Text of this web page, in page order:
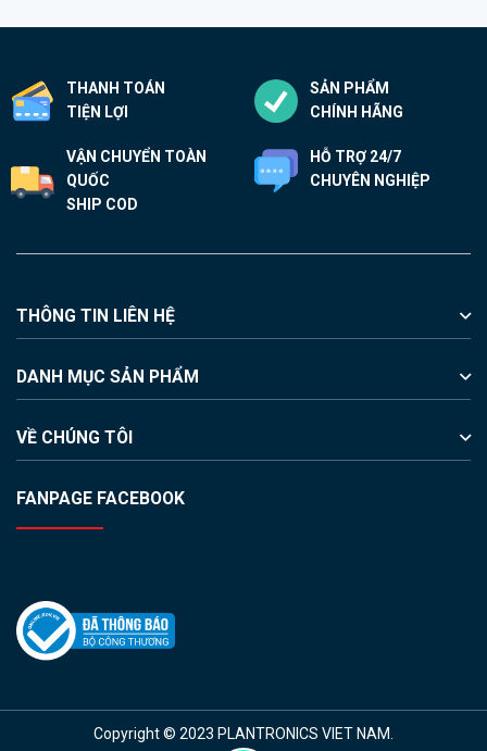
THANH TOÁN
TIỆN LỢI
SẢN PHẨM
CHÍNH HÃNG
VẬN CHUYỂN TOÀN
QUỐC
SHIP COD
HỖ TRỢ 24/7
CHUYÊN NGHIỆP
THÔNG TIN LIÊN HỆ
DANH MỤC SẢN PHẨM
VỀ CHÚNG TÔI
FANPAGE FACEBOOK
Copyright © 2023 PLANTRONICS VIET NAM.